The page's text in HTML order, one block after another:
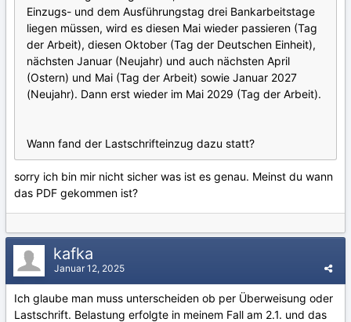
Einzugs- und dem Ausführungstag drei Bankarbeitstage
liegen müssen, wird es diesen Mai wieder passieren (Tag
der Arbeit), diesen Oktober (Tag der Deutschen Einheit),
nächsten Januar (Neujahr) und auch nächsten April
(Ostern) und Mai (Tag der Arbeit) sowie Januar 2027
(Neujahr). Dann erst wieder im Mai 2029 (Tag der Arbeit).
Wann fand der Lastschrifteinzug dazu statt?
sorry ich bin mir nicht sicher was ist es genau. Meinst du wann
das PDF gekommen ist?
kafka
Januar 12, 2025
Ich glaube man muss unterscheiden ob per Überweisung oder
Lastschrift. Belastung erfolgte in meinem Fall am 2.1. und das